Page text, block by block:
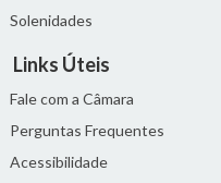
Solenidades
Links Úteis
Fale com a Câmara
Perguntas Frequentes
Acessibilidade